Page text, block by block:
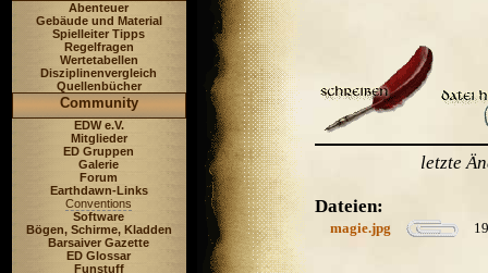
Abenteuer
Gebäude und Material
Spielleiter Tipps
Regelfragen
Wertetabellen
Disziplinenvergleich
Quellenbücher
Community
EDW e.V.
Mitglieder
ED Gruppen
Galerie
Forum
Earthdawn-Links
Conventions
Software
Bögen, Schirme, Kladden
Barsaiver Gazette
ED Glossar
Funstuff
letzte
Dateien:
magie.jpg